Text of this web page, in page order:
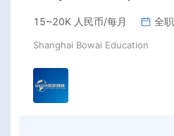
15~20K 人民币/每月 全职
Shanghai Bowai Education